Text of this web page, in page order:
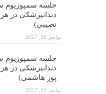
جلسه سمپوزیوم
دندانپزشکی در
نصیبی)
نوامبر 16, 2017
جلسه سمپوزیوم
دندانپزشکی در
پور هاشمی)
نوامبر 16, 2017